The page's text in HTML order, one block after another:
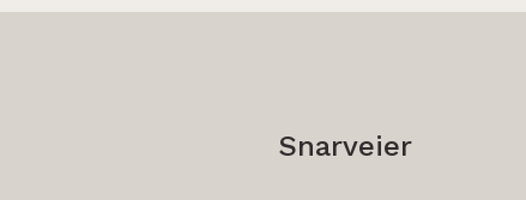
Snarveier